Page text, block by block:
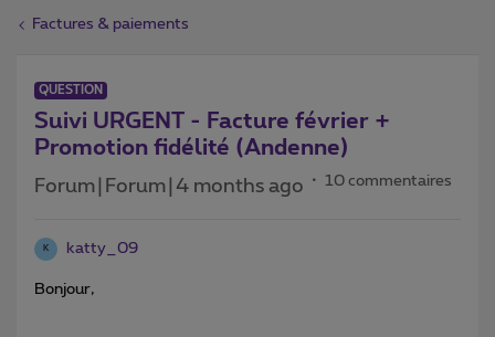
Factures & paiements
QUESTION
Suivi URGENT - Facture février +
Promotion fidélité (Andenne)
Forum|Forum|4 months ago 10 commentaires
K katty_09
Bonjour,